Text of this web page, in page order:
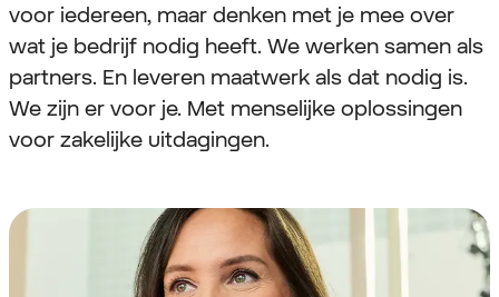
voor iedereen, maar denken met je mee over
wat je bedrijf nodig heeft. We werken samen als
partners. En leveren maatwerk als dat nodig is.
We zijn er voor je. Met menselijke oplossingen
voor zakelijke uitdagingen.